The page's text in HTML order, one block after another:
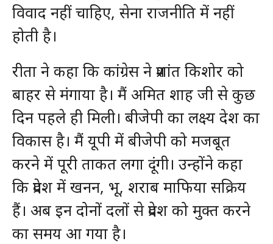
विवाद नहीं चाहिए, सेना राजनीति में नहीं
होती है।
रीता ने कहा कि कांग्रेस ने प्रशांत किशोर को
बाहर से मंगाया है। मैं अमित शाह जी से कुछ
दिन पहले ही मिली। बीजेपी का लक्ष्य देश का
विकास है। मैं यूपी में बीजेपी को मजबूत
करने में पूरी ताकत लगा दूंगी। उन्होंने कहा
कि प्रदेश में खनन, भू, शराब माफिया सक्रिय
हैं। अब इन दोनों दलों से प्रदेश को मुक्त करने
का समय आ गया है।